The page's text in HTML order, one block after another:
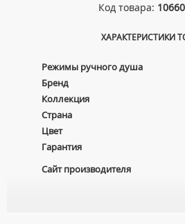
Код товара:
ХАРАКТЕРИСТИКИ
Режимы ручного душа
Бренд
Коллекция
Страна
Цвет
Гарантия
Сайт производителя
ТЕРМОСТАТИЧЕСКИЕ СМЕСИТЕЛИ
ЦВЕТНЫЕ СМЕСИТЕЛИ
НАКЛАДНЫЕ УМЫВАЛЬНИКИ
УМЫВАЛЬНИКИ С ПЬЕДЕСТАЛАМИ
ПЬЕДЕСТАЛЫ ДЛЯ УМЫВАЛЬНИКОВ
ПОЛУПЬЕДЕСТАЛЫ ДЛЯ
УНИТАЗЫ-КОМПАКТЫ
УНИТАЗЫ С БИДЕТКОЙ
КОМПЛЕКТУЮЩИЕ ДЛЯ УНИТАЗОВ